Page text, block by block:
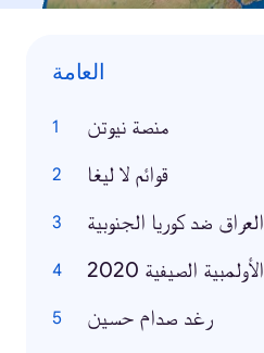
العامة
منصة نيوتن
قوائم لا ليغا
العراق ضد كوريا الجنوبية
رغد صدام حسين